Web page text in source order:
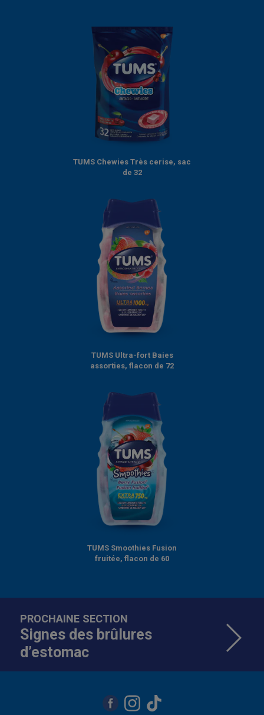
TUMS Chewies Très cerise, sac
de 32
TUMS Ultra-fort Baies
assorties, flacon de 72
TUMS Smoothies Fusion
fruitée, flacon de 60
PROCHAINE SECTION
Signes des brûlures
d’estomac